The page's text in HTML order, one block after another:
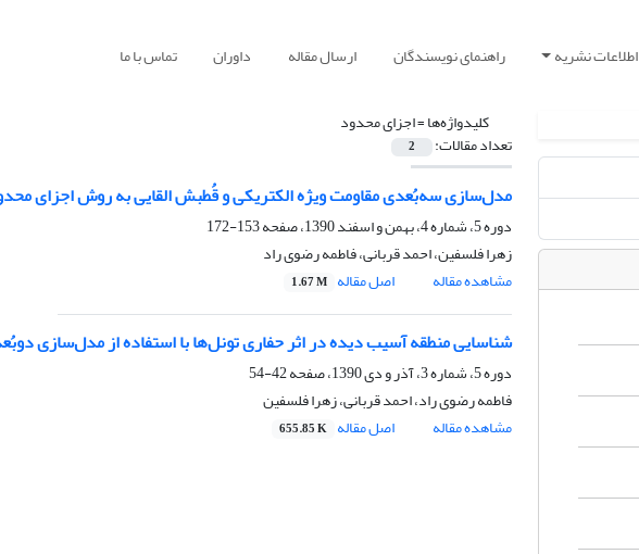
اطلاعات نشریه راهنمای نویسندگان ارسال مقاله داوران تماس با ما
کلیدواژه‌ها =اجزای محدود
تعداد مقالات: 2
مدل‌سازی سه‌بُعدی مقاومت ویژه الکتریکی و قُطبش القایی به روش اجزای
دوره 5، شماره 4، بهمن و اسفند 1390، صفحه
153-172
زهرا فلسفین، احمد قربانی، فاطمه رضوی راد
مشاهده مقاله
اصل مقاله 1.67 M
شناسایی منطقه آسیب دیده در اثر حفاری تونل‌‌ها با استفاده از مدل‌‌سازی
دوره 5، شماره 3، آذر و دی 1390، صفحه
42-54
فاطمه رضوی راد، احمد قربانی، زهرا فلسفین
مشاهده مقاله
اصل مقاله 655.85 K